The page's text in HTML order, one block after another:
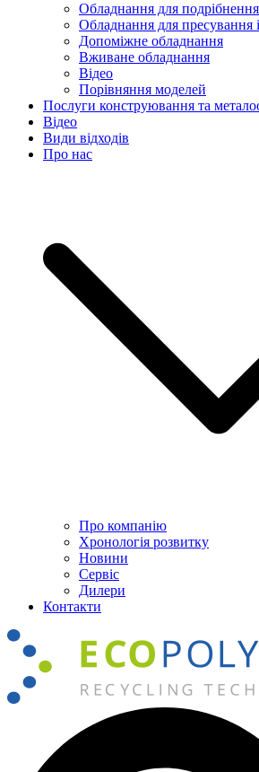
Обладнання для подрібнення
Обладнання для пресування
Допоміжне обладнання
Вживане обладнання
Відео
Порівняння моделей
Послуги конструювання та
Відео
Види відходів
Про нас
Про компанію
Хронологія розвитку
Новини
Сервіс
Дилери
Контакти